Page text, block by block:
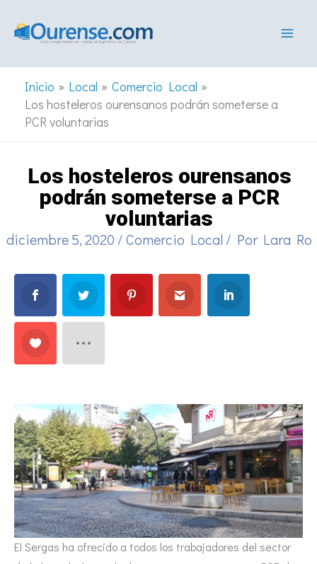
Inicio Local
Comercio Local
Los hosteleros ourensanos podrán someterse a
PCR voluntarias
Los hosteleros ourensanos
podrán someterse a PCR
voluntarias
diciembre 5, 2020 /Comercio Local / Por Lara Ro
El Sergas ha ofrecido a todos los trabajadores del sector